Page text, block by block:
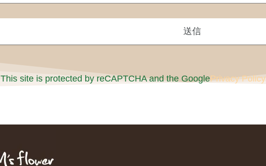
This site is protected by reCAPTCHA and the GooglePrivacy Policy